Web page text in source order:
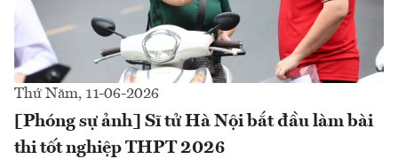
Thứ Năm, 11-06-2026
[Phóng sự ảnh] Sĩ tử Hà Nội bắt đầu làm bài
thi tốt nghiệp THPT 2026